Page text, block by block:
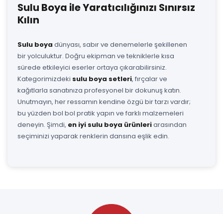
Sulu Boya ile Yaratıcılığınızı Sınırsız
Kılın
Sulu boya dünyası, sabır ve denemelerle şekillenen
bir yolculuktur. Doğru ekipman ve tekniklerle kısa
sürede etkileyici eserler ortaya çıkarabilirsiniz.
Kategorimizdeki sulu boya setleri, fırçalar ve
kağıtlarla sanatınıza profesyonel bir dokunuş katın.
Unutmayın, her ressamın kendine özgü bir tarzı vardır;
bu yüzden bol bol pratik yapın ve farklı malzemeleri
deneyin. Şimdi, en iyi sulu boya ürünleriarasından
seçiminizi yaparak renklerin dansına eşlik edin.